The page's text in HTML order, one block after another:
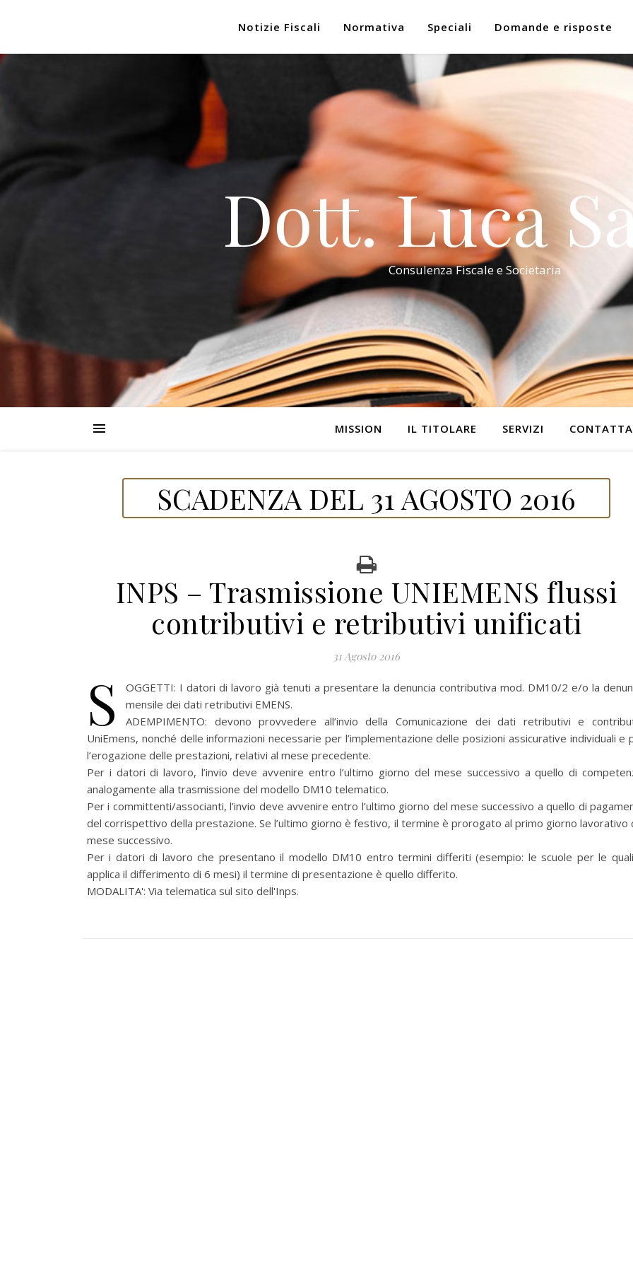
Notizie Fiscali Normativa Speciali Domande e risposte
Dott. Luca
Consulenza Fiscale e Societaria
MISSION IL TITOLARE SERVIZI
SCADENZA DEL 31 AGOSTO 2016
INPS – Trasmissione UNIEMENS flussi
contributivi e retributivi unificati
31 Agosto 2016
S
OGGETTI: I datori di lavoro già tenuti a presentare la denuncia contributiva mod. DM10/2 e/o la
mensile dei dati retributivi EMENS.
ADEMPIMENTO: devono provvedere all’invio della Comunicazione dei dati retributivi e
UniEmens, nonché delle informazioni necessarie per l’implementazione delle posizioni assicurative individuali e
l’erogazione delle prestazioni, relativi al mese precedente.
Per i datori di lavoro, l’invio deve avvenire entro l’ultimo giorno del mese successivo a quello di
analogamente alla trasmissione del modello DM10 telematico.
Per i committenti/associanti, l’invio deve avvenire entro l’ultimo giorno del mese successivo a quello di
del corrispettivo della prestazione. Se l’ultimo giorno è festivo, il termine è prorogato al primo giorno lavorativo
mese successivo.
Per i datori di lavoro che presentano il modello DM10 entro termini differiti (esempio: le scuole per le
applica il differimento di 6 mesi) il termine di presentazione è quello differito.
MODALITA': Via telematica sul sito dell'Inps.